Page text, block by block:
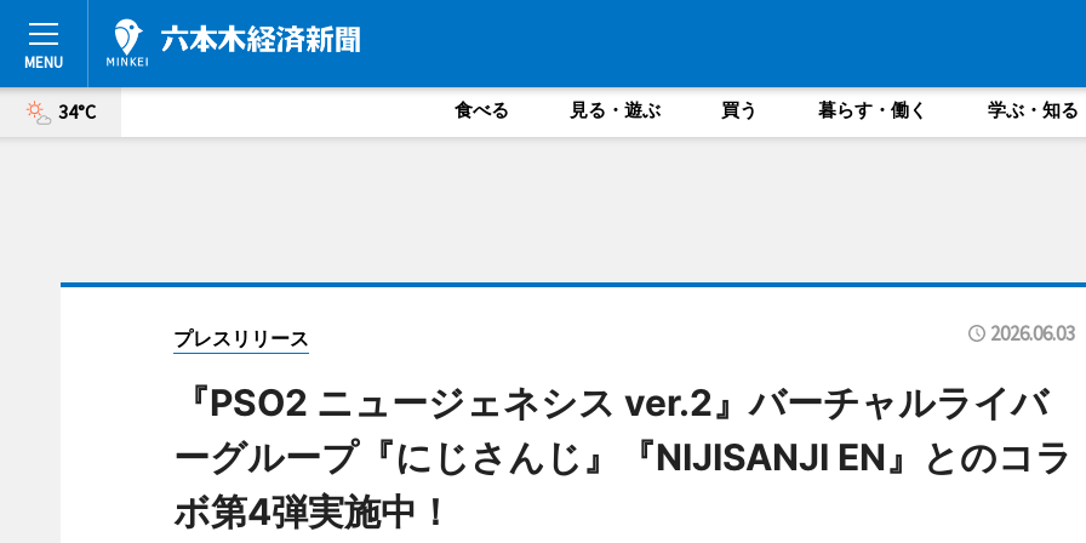
34°C 食べる 見る・遊ぶ 買う 暮らす・働く 学ぶ・知る
プレスリリース 2026.06.03
『PSO2 ニュージェネシス ver.2』バーチャルライバ
ーグループ『にじさんじ』『NIJISANJI EN』とのコラ
ボ第4弾実施中！